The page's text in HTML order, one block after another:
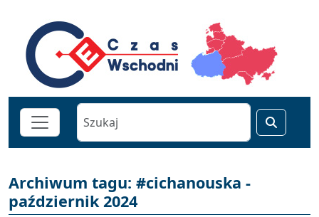
Archiwum tagu: #cichanouska -
październik 2024